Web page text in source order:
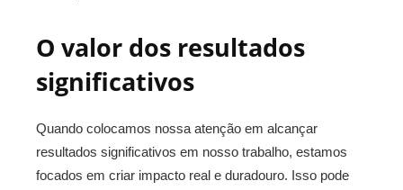
O valor dos resultados
significativos
Quando colocamos nossa atenção em alcançar
resultados significativos em nosso trabalho, estamos
focados em criar impacto real e duradouro. Isso pode